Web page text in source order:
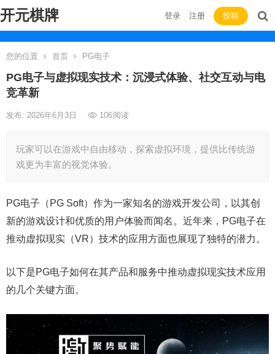
开元棋牌 登录 注册 投稿
您的位置 首页 PG电子
PG电子与虚拟现实技术：沉浸式体验、社交互动与电
竞革新
发布: 2026年6月3日 106阅读
玩家可以在游戏中自由移动，探索虚拟环境，提供比传统游
戏更为丰富的视觉体验。
PG电子（PG Soft）作为一家知名的游戏开发公司，以其创
新的游戏设计和优质的用户体验而闻名。近年来，PG电子在
推动虚拟现实（VR）技术的应用方面也展现了独特的潜力。
以下是PG电子如何在其产品和服务中推动虚拟现实技术应用
的几个关键方面。